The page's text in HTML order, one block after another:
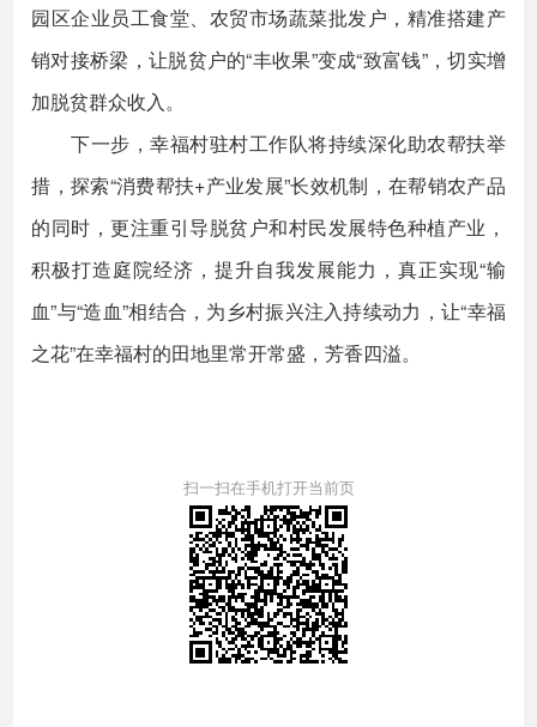
园区企业员工食堂、农贸市场蔬菜批发户，精准搭建产
销对接桥梁，让脱贫户的“丰收果”变成“致富钱”，切实增
加脱贫群众收入。
下一步，幸福村驻村工作队将持续深化助农帮扶举
措，探索“消费帮扶+产业发展”长效机制，在帮销农产品
的同时，更注重引导脱贫户和村民发展特色种植产业，
积极打造庭院经济，提升自我发展能力，真正实现“输
血”与“造血”相结合，为乡村振兴注入持续动力，让“幸福
之花”在幸福村的田地里常开常盛，芳香四溢。
扫一扫在手机打开当前页